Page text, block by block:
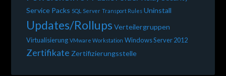
Service Packs SQL Server Transport Rules Uninstall
Updates/Rollups Verteilergruppen
Virtualisierung VMware Workstation Windows Server 2012
Zertifikate Zertifizierungsstelle